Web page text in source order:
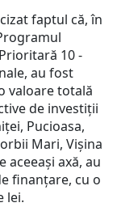
faptul că, în
10 -
au fost
valoare totală
de investiții
Pucioasa,
Mari, Vișina
aceeași axă, au
finanțare, cu o
lei.